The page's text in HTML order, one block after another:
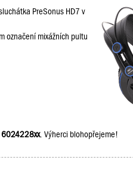
PreSonus HD7 v
označení mixážních pultu
6024228xx. Výherci blohopřejeme!